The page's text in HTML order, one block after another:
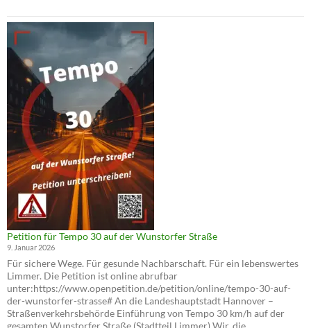
Infoabend:
Cycling
Cities
und
Tempo
30
auf
der
Wunstorfer
Straße
Petition für Tempo 30 auf der Wunstorfer Straße
9. Januar 2026
Für sichere Wege. Für gesunde Nachbarschaft. Für ein lebenswertes
Limmer. Die Petition ist online abrufbar
unter:https://www.openpetition.de/petition/online/tempo-30-auf-
der-wunstorfer-strasse# An die Landeshauptstadt Hannover –
Straßenverkehrsbehörde Einführung von Tempo 30 km/h auf der
gesamten Wunstorfer Straße (Stadtteil Limmer) Wir, die